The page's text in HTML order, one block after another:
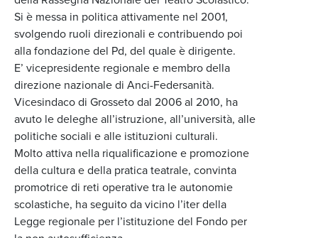
Si è messa in politica attivamente nel 2001,
svolgendo ruoli direzionali e contribuendo poi
alla fondazione del Pd, del quale è dirigente.
E’ vicepresidente regionale e membro della
direzione nazionale di Anci-Federsanità.
Vicesindaco di Grosseto dal 2006 al 2010, ha
avuto le deleghe all’istruzione, all’università, alle
politiche sociali e alle istituzioni culturali.
Molto attiva nella riqualificazione e promozione
della cultura e della pratica teatrale, convinta
promotrice di reti operative tra le autonomie
scolastiche, ha seguito da vicino l’iter della
Legge regionale per l’istituzione del Fondo per